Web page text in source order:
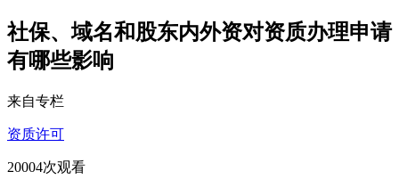
社保、域名和股东内外资对资质办理申请
有哪些影响
来自专栏
资质许可
20004次观看